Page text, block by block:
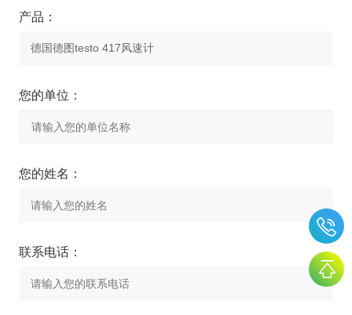
产品：
您的单位：
您的姓名：
联系电话：